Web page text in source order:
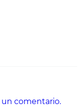
un comentario.